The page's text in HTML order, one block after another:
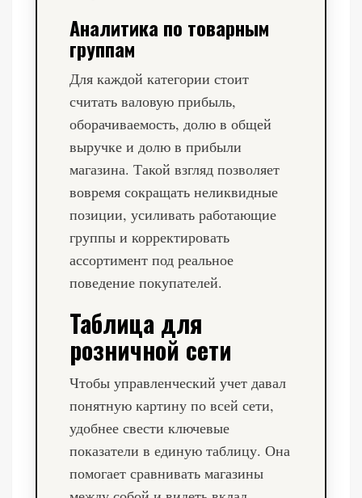
Аналитика по товарным
группам
Для каждой категории стоит
считать валовую прибыль,
оборачиваемость, долю в общей
выручке и долю в прибыли
магазина. Такой взгляд позволяет
вовремя сокращать неликвидные
позиции, усиливать работающие
группы и корректировать
ассортимент под реальное
поведение покупателей.
Таблица для
розничной сети
Чтобы управленческий учет давал
понятную картину по всей сети,
удобнее свести ключевые
показатели в единую таблицу. Она
помогает сравнивать магазины